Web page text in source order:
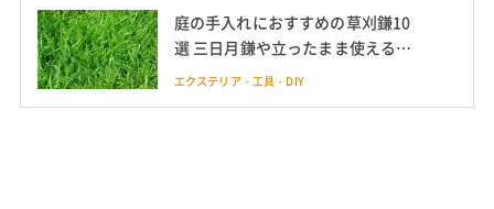
庭の手入れにおすすめの草刈鎌10
選 三日月鎌や立ったまま使える大
型鎌、砥石の使い方も解説
エクステリア・工具・DIY